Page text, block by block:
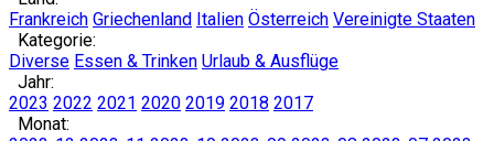
Frankreich Griechenland Italien Österreich Vereinigte Staaten
Kategorie:
Diverse Essen & Trinken Urlaub & Ausflüge
Jahr:
2023 2022 2021 2020 2019 2018 2017
Monat: